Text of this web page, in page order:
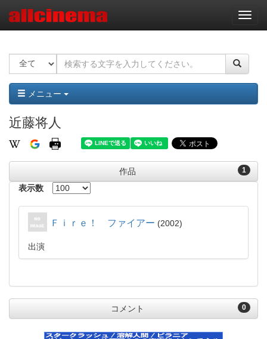
ナ
ビ
ー
ョ
ン
メニュー
近藤将人
1
作品
表示数
Ｆｉｒｅ！ ファイアー 2002
出演
0
コメント